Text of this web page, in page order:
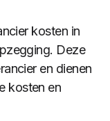
kosten in
Deze
en dienen
kosten en